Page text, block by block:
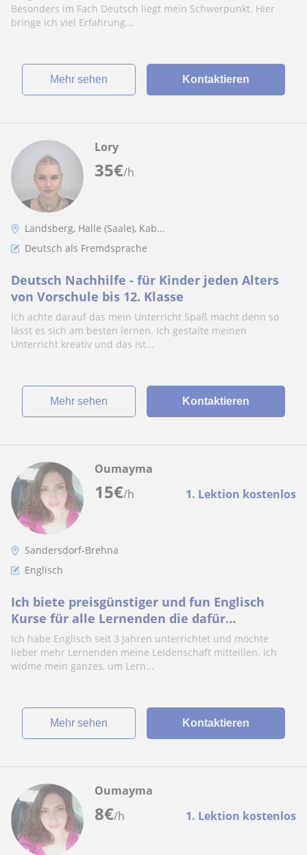
Besonders im Fach Deutsch liegt mein Schwerpunkt. Hier
bringe ich viel Erfahrung...
Mehr sehen Kontaktieren
35€/h
Lory
Landsberg, Halle (Saale), Kab...
Deutsch als Fremdsprache
Deutsch Nachhilfe - für Kinder jeden Alters
von Vorschule bis 12. Klasse
Ich achte darauf das mein Unterricht Spaß macht denn so
lässt es sich am besten lernen. Ich gestalte meinen
Unterricht kreativ und das ist...
Mehr sehen Kontaktieren
15€/h 1. Lektion kostenlos
Oumayma
Sandersdorf-Brehna
Englisch
Ich biete preisgünstiger und fun Englisch
Kurse für alle Lernenden die dafür
interessieren würden
Ich habe Englisch seit 3 Jahren unterrichtet und möchte
lieber mehr Lernenden meine Leidenschaft mitteillen. Ich
widme mein ganzes, um Lern...
Mehr sehen Kontaktieren
8€/h 1. Lektion kostenlos
Oumayma